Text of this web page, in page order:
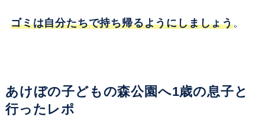
ゴミは自分たちで持ち帰るようにしましょう。
あけぼの子どもの森公園へ1歳の息子と
行ったレポ